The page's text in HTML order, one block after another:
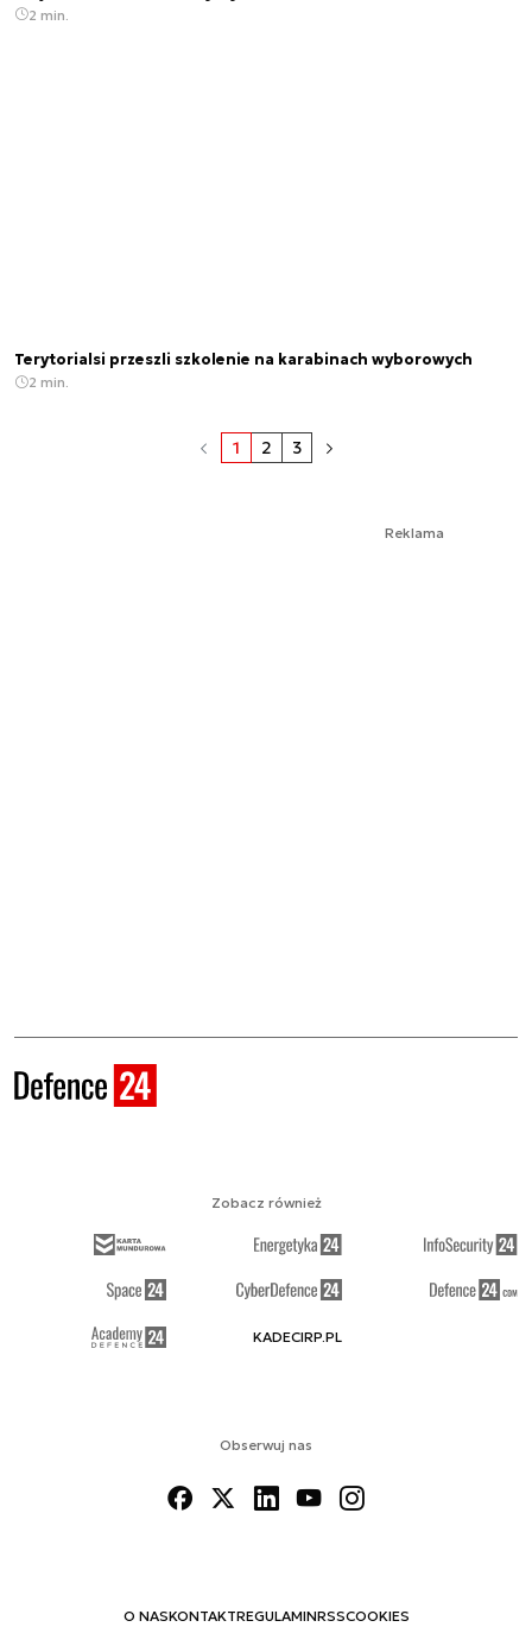
2 min.
Terytorialsi przeszli szkolenie na karabinach wyborowych
2 min.
1 2 3
Reklama
Obserwuj nas
O NASKONTAKTREGULAMINRSSCOOKIES
Zobacz również
KADECIRP.PL